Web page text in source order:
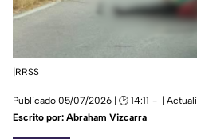
|RRSS
Publicado 05/07/2026 | 🕑 14:11 |
Escrito por: Abraham Vizcarra